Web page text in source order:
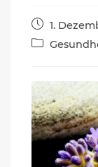
Beitrag
veröffentlicht:
1.
Beitrags-